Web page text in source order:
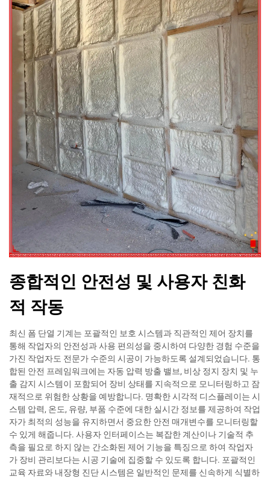
종합적인 안전성 및 사용자 친화
적 작동
최신 폼 단열 기계는 포괄적인 보호 시스템과 직관적인 제어 장치를
통해 작업자의 안전성과 사용 편의성을 중시하여 다양한 경험 수준을
가진 작업자도 전문가 수준의 시공이 가능하도록 설계되었습니다. 통
합된 안전 프레임워크에는 자동 압력 방출 밸브, 비상 정지 장치 및 누
출 감지 시스템이 포함되어 장비 상태를 지속적으로 모니터링하고 잠
재적으로 위험한 상황을 예방합니다. 명확한 시각적 디스플레이는 시
스템 압력, 온도, 유량, 부품 수준에 대한 실시간 정보를 제공하여 작업
자가 최적의 성능을 유지하면서 중요한 안전 매개변수를 모니터링할
수 있게 해줍니다. 사용자 인터페이스는 복잡한 계산이나 기술적 추
측을 필요로 하지 않는 간소화된 제어 기능을 특징으로 하여 작업자
가 장비 관리보다는 시공 기술에 집중할 수 있도록 합니다. 포괄적인
교육 자료와 내장형 진단 시스템은 일반적인 문제를 신속하게 식별하